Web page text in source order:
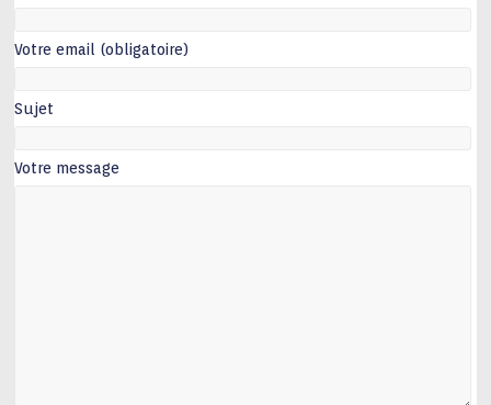
Votre email (obligatoire)
Sujet
Votre message